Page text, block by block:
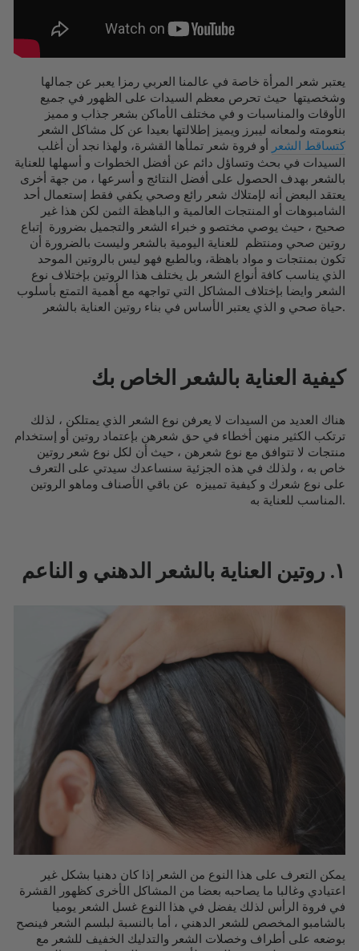
يعتبر شعر المرأة خاصة في عالمنا العربي رمزا يعبر عن جمالها
وشخصيتها حيث تحرص معظم السيدات على الظهور في جميع
الأوقات والمناسبات و في مختلف الأماكن بشعر جذاب و مميز
بنعومته ولمعانه ليبرز ويميز إطلالتها بعيدا عن كل مشاكل الشعر
كتساقط الشعر أو فروة شعر تملأها القشرة، ولهذا نجد أن أغلب
السيدات في بحث وتساؤل دائم عن أفضل الخطوات و أسهلها للعناية
بالشعر بهدف الحصول على أفضل النتائج و أسرعها ، من جهة أخرى
يعتقد البعض أنه لإمتلاك شعر رائع وصحي يكفي فقط إستعمال أحد
الشامبوهات أو المنتجات العالمية و الباهظة الثمن لكن هذا غير
صحيح ، حيث يوصي مختصو و خبراء الشعر والتجميل بضرورة إتباع
روتين صحي ومنتظم للعناية اليومية بالشعر وليست بالضرورة أن
تكون بمنتجات و مواد باهظة، وبالطبع فهو ليس بالروتين الموحد
الذي يناسب كافة أنواع الشعر بل يختلف هذا الروتين بإختلاف نوع
الشعر وايضا بإختلاف المشاكل التي تواجهه مع أهمية التمتع بأسلوب
حياة صحي و الذي يعتبر الأساس في بناء روتين العناية بالشعر.
كيفية العناية بالشعر الخاص بك
هناك العديد من السيدات لا يعرفن نوع الشعر الذي يمتلكن ، لذلك
ترتكب الكثير منهن أخطاء في حق شعرهن بإعتماد روتين أو إستخدام
منتجات لا تتوافق مع نوع شعرهن ، حيث أن لكل نوع شعر روتين
خاص به ، ولذلك في هذه الجزئية سنساعدك سيدتي على التعرف
على نوع شعرك و كيفية تمييزه عن باقي الأصناف وماهو الروتين
المناسب للعناية به.
١. روتين العناية بالشعر الدهني و الناعم
يمكن التعرف على هذا النوع من الشعر إذا كان دهنيا بشكل غير
اعتيادي وغالبا ما يصاحبه بعضا من المشاكل الأخرى كظهور القشرة
في فروة الرأس لذلك يفضل في هذا النوع غسل الشعر يوميا
بالشامبو المخصص للشعر الدهني ، أما بالنسبة لبلسم الشعر فينصح
بوضعه على أطراف وخصلات الشعر والتدليك الخفيف للشعر مع